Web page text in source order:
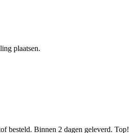
plaatsen.
besteld. Binnen 2 dagen geleverd. Top!